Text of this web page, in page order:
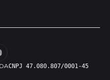
CNPJ 47.080.807/0001-45